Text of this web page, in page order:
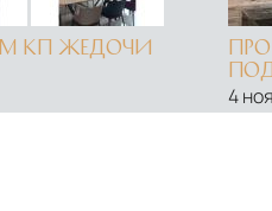
КП ЖЕДОЧИ
4